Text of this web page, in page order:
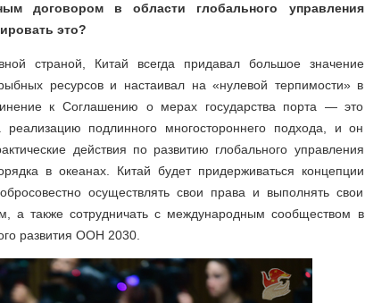
договором в области глобального управления
это?
страной, Китай всегда придавал большое значение
ресурсов и настаивал на «нулевой терпимости» в
к Соглашению о мерах государства порта — это
подлинного многостороннего подхода, и он
действия по развитию глобального управления
в океанах. Китай будет придерживаться концепции
осуществлять свои права и выполнять свои
а также сотрудничать с международным сообществом в
развития ООН 2030.